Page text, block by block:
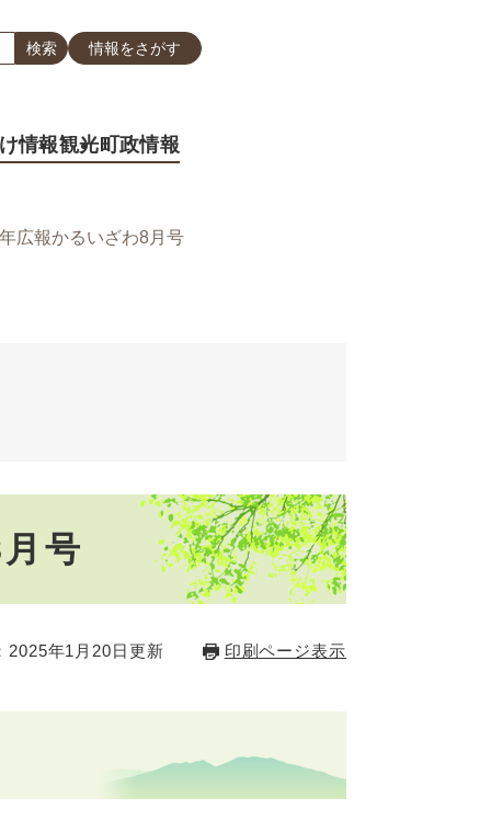
情報をさがす
情報観光町政情報
広報かるいざわ8月号
号
2025年1月20日更新 印刷ページ表示